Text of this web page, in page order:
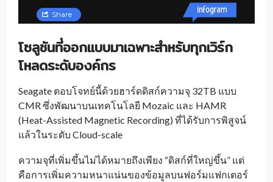
โซลูชันที่ออกแบบมาเฉพาะสำหรับทุกเวิร์ก
โหลดระดับองค์กร
Seagate ตอบโจทย์นี้ด้วยฮาร์ดดิสก์ความจุ 32TB แบบ
CMR ซึ่งพัฒนาบนเทคโนโลยี Mozaic และ HAMR
(Heat-Assisted Magnetic Recording) ที่ได้รับการพิสูจน์
แล้วในระดับ Cloud-scale
ความจุที่เพิ่มขึ้นไม่ได้หมายถึงเพียง “ดิสก์ที่ใหญ่ขึ้น” แต่
คือการเพิ่มความหนาแน่นของข้อมูลบนฟอร์มแฟกเตอร์